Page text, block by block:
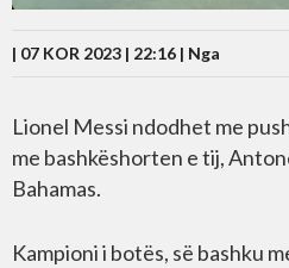
| 07 KOR 2023 | 22:16 | Nga
Lionel Messi ndodhet me
me bashkëshorten e tij,
Bahamas.
Kampioni i botës, së bashku